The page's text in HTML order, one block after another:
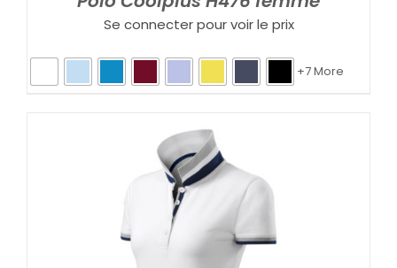
Se connecter pour voir le prix
+7 More